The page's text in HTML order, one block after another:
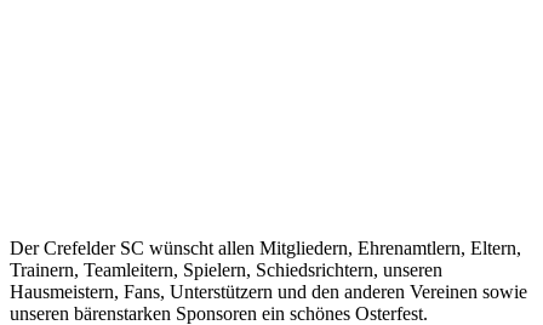
Der Crefelder SC wünscht allen Mitgliedern, Ehrenamtlern, Eltern,
Trainern, Teamleitern, Spielern, Schiedsrichtern, unseren
Hausmeistern, Fans, Unterstützern und den anderen Vereinen sowie
unseren bärenstarken Sponsoren ein schönes Osterfest.